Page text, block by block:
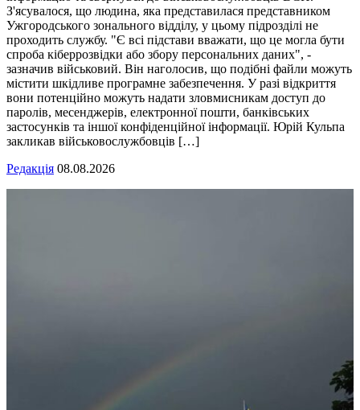
З'ясувалося, що людина, яка представилася представником
Ужгородського зонального відділу, у цьому підрозділі не
проходить службу. "Є всі підстави вважати, що це могла бути
спроба кіберрозвідки або збору персональних даних", -
зазначив військовий. Він наголосив, що подібні файли можуть
містити шкідливе програмне забезпечення. У разі відкриття
вони потенційно можуть надати зловмисникам доступ до
паролів, месенджерів, електронної пошти, банківських
застосунків та іншої конфіденційної інформації. Юрій Кульпа
закликав військовослужбовців […]
Редакція 08.08.2026